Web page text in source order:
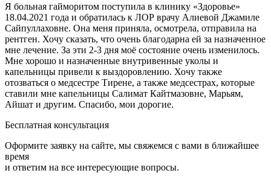
Я больная гайморитом поступила в клинику «Здоровье»
18.04.2021 года и обратилась к ЛОР врачу Алиевой Джамиле
Сайпуллаховне. Она меня приняла, осмотрела, отправила на
рентген. Хочу сказать, что очень благодарна ей за назначенное
мне лечение. За эти 2-3 дня моё состояние очень изменилось.
Мне хорошо и назначенные внутривенные уколы и
капельницы привели к выздоровлению. Хочу также
отозваться о медсестре Тирене, а также медсестрах, которые
ставили мне капельницы Салимат Кайтмазовне, Марьям,
Айшат и другим. Спасибо, мои дорогие.
Бесплатная консультация
Оформите заявку на сайте, мы свяжемся с вами в ближайшее
время
и ответим на все интересующие вопросы.